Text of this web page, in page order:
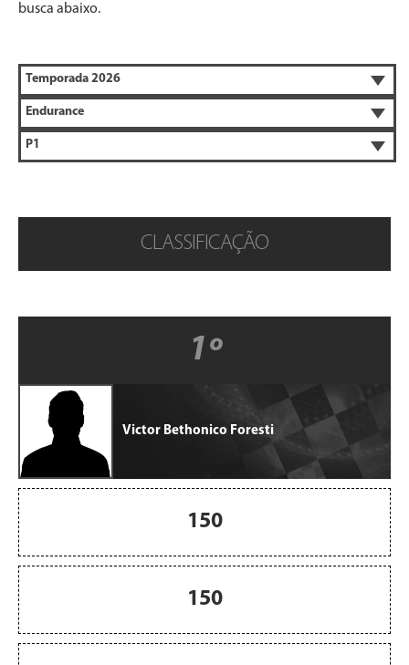
busca abaixo.
CLASSIFICAÇÃO
1º
Victor Bethonico Foresti
150
150